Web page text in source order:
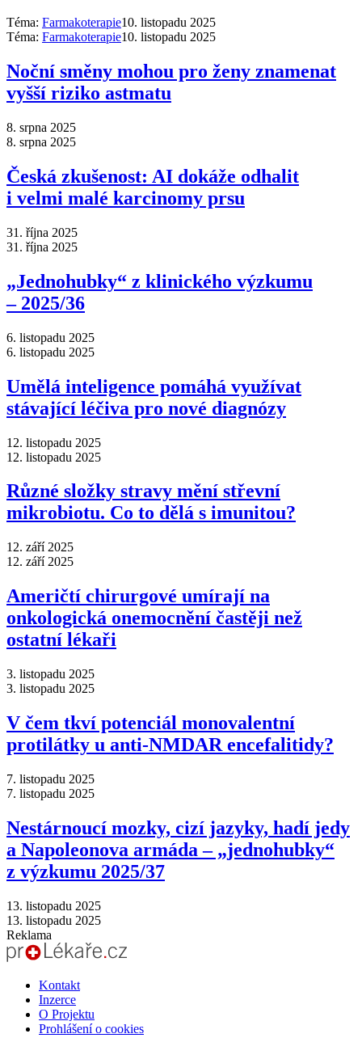
Téma: Farmakoterapie10. listopadu 2025
Téma: Farmakoterapie10. listopadu 2025
Noční směny mohou pro ženy znamenat
vyšší riziko astmatu
8. srpna 2025
8. srpna 2025
Česká zkušenost: AI dokáže odhalit
i velmi malé karcinomy prsu
31. října 2025
31. října 2025
„Jednohubky“ z klinického výzkumu
–⁠ 2025/36
6. listopadu 2025
6. listopadu 2025
Umělá inteligence pomáhá využívat
stávající léčiva pro nové diagnózy
12. listopadu 2025
12. listopadu 2025
Různé složky stravy mění střevní
mikrobiotu. Co to dělá s imunitou?
12. září 2025
12. září 2025
Američtí chirurgové umírají na
onkologická onemocnění častěji než
ostatní lékaři
3. listopadu 2025
3. listopadu 2025
V čem tkví potenciál monovalentní
protilátky u anti-NMDAR encefalitidy?
7. listopadu 2025
7. listopadu 2025
Nestárnoucí mozky, cizí jazyky, hadí jedy
a Napoleonova armáda –⁠ „jednohubky“
z výzkumu 2025/37
13. listopadu 2025
13. listopadu 2025
Reklama
Kontakt
Inzerce
O Projektu
Prohlášení o cookies